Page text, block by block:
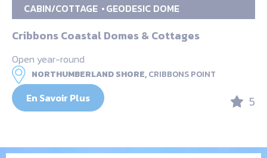
CABIN/COTTAGE GEODESIC DOME
Cribbons Coastal Domes & Cottages
Open year-round
NORTHUMBERLAND SHORE,CRIBBONS POINT
En Savoir Plus 5